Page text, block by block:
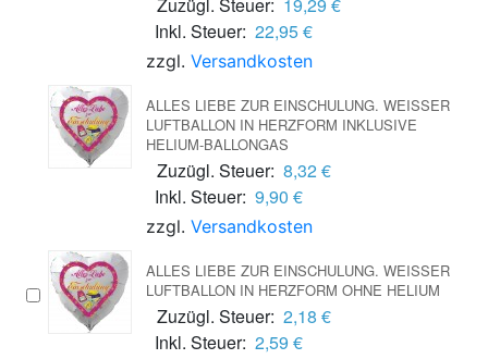
Inkl. Steuer: 22,95 €
zzgl. Versandkosten
ALLES LIEBE ZUR EINSCHULUNG. WEISSER L
UFTBALLON IN HERZFORM INKLUSIVE H
ELIUM-BALLONGAS
Zuzügl. Steuer: 8,32 €
Inkl. Steuer: 9,90 €
zzgl. Versandkosten
ALLES LIEBE ZUR EINSCHULUNG. WEISSER L
UFTBALLON IN HERZFORM OHNE HELIUM
Zuzügl. Steuer: 2,18 €
Inkl. Steuer: 2,59 €